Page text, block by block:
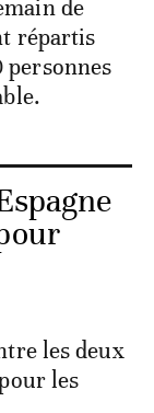
de
répartis
personnes
les deux
les